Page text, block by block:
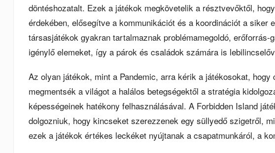
döntéshozatalt. Ezek a játékok megkövetelik a résztvevőktől,
érdekében, elősegítve a kommunikációt és a koordinációt a siker
társasjátékok gyakran tartalmaznak problémamegoldó,
igénylő elemeket, így a párok és családok számára is
Az olyan játékok, mint a Pandemic, arra kérik a játékosokat,
megmentsék a világot a halálos betegségektől a stratégia
képességeinek hatékony felhasználásával. A Forbidden Island
dolgozniuk, hogy kincseket szerezzenek egy süllyedő szigetről,
ezek a játékok értékes leckéket nyújtanak a csapatmunkáról, a